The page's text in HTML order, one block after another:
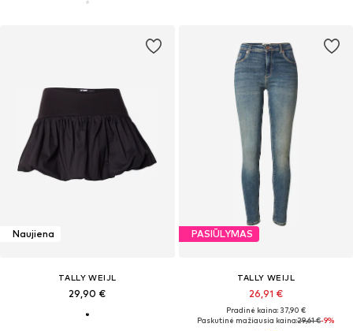
Naujiena
TALLY WEIJL
29,90 €
PASIŪLYMAS
TALLY WEIJL
26,91 €
Pradinė kaina: 37,90 €
Paskutinė mažiausia kaina:29,61 €-9%